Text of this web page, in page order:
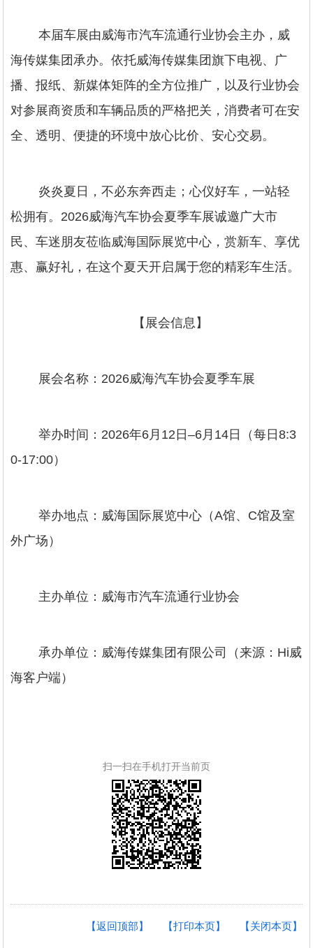
本届车展由威海市汽车流通行业协会主办，威
海传媒集团承办。依托威海传媒集团旗下电视、广
播、报纸、新媒体矩阵的全方位推广，以及行业协会
对参展商资质和车辆品质的严格把关，消费者可在安
全、透明、便捷的环境中放心比价、安心交易。
炎炎夏日，不必东奔西走；心仪好车，一站轻
松拥有。2026威海汽车协会夏季车展诚邀广大市
民、车迷朋友莅临威海国际展览中心，赏新车、享优
惠、赢好礼，在这个夏天开启属于您的精彩车生活。
【展会信息】
展会名称：2026威海汽车协会夏季车展
举办时间：2026年6月12日–6月14日（每日8:3
0-17:00）
举办地点：威海国际展览中心（A馆、C馆及室
外广场）
主办单位：威海市汽车流通行业协会
承办单位：威海传媒集团有限公司（来源：Hi威
海客户端）
扫一扫在手机打开当前页
【关闭本页】
【打印本页】
【返回顶部】